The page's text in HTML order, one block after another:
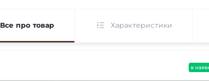
Все про товар Характеристики
в